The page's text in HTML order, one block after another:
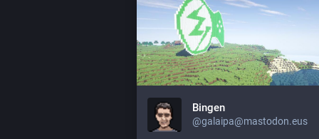
Bingen
@galaipa@mastodon.eus